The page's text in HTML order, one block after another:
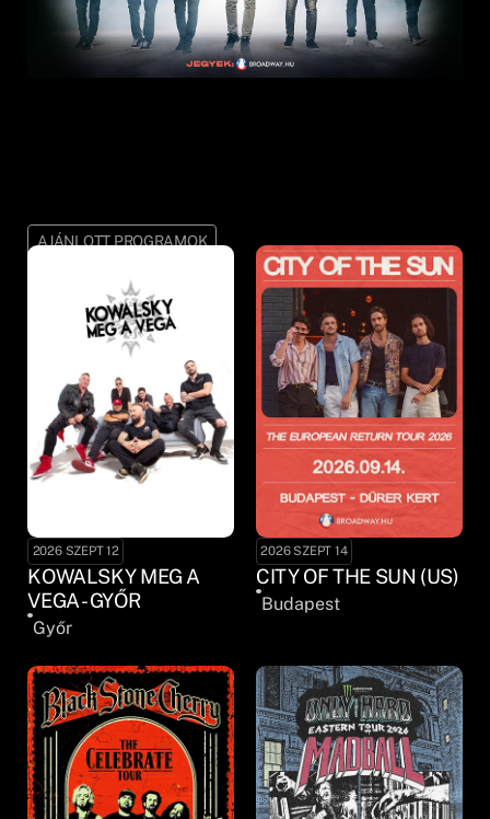
AJÁNLOTT PROGRAMOK
2026 SZEPT 12
KOWALSKY MEG A
VEGA - GYŐR
Győr
2026 SZEPT 14
CITY OF THE SUN (US)
Budapest